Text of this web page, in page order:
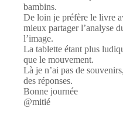
bambins.
De loin je préfère le livre
mieux partager l’analyse
l’image.
La tablette étant plus
que le mouvement.
Là je n’ai pas de
des réponses.
Bonne journée
@mitié